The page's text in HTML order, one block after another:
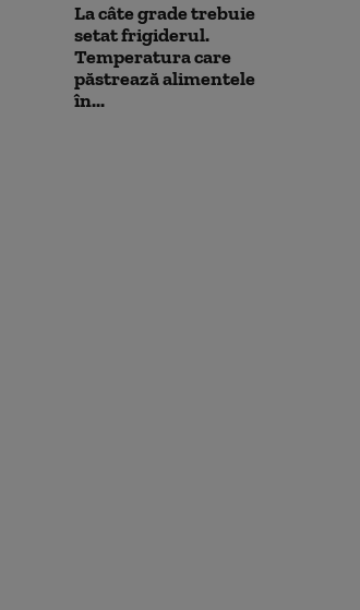
La câte grade trebuie
setat frigiderul.
Temperatura care
păstrează alimentele
în...